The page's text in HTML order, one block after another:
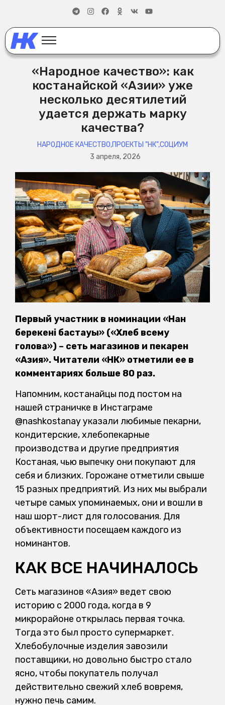
«Народное качество»: как
костанайской «Азии» уже
несколько десятилетий
удается держать марку
качества?
НАРОДНОЕ КАЧЕСТВО,ПРОЕКТЫ "НК",СОЦИУМ
3 апреля, 2026
Первый участник в номинации «Нан
берекенің бастауы» («Хлеб всему
голова») – сеть магазинов и пекарен
«Азия». Читатели «НК» отметили ее в
комментариях больше 80 раз.
Напомним, костанайцы под постом на
нашей страничке в Инстаграме
@nashkostanay указали любимые пекарни,
кондитерские, хлебопекарные
производства и другие предприятия
Костаная, чью выпечку они покупают для
себя и близких. Горожане отметили свыше
15 разных предприятий. Из них мы выбрали
четыре самых упоминаемых, они и вошли в
наш шорт-лист для голосования. Для
объективности посещаем каждого из
номинантов.
КАК ВСЕ НАЧИНАЛОСЬ
Сеть магазинов «Азия» ведет свою
историю с 2000 года, когда в 9
микрорайоне открылась первая точка.
Тогда это был просто супермаркет.
Хлебобулочные изделия завозили
поставщики, но довольно быстро стало
ясно, чтобы покупатель получал
действительно свежий хлеб вовремя,
нужно печь самим.